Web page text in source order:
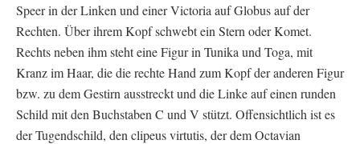
Speer in der Linken und einer Victoria auf Globus auf der
Rechten. Über ihrem Kopf schwebt ein Stern oder Komet.
Rechts neben ihm steht eine Figur in Tunika und Toga, mit
Kranz im Haar, die die rechte Hand zum Kopf der anderen Figur
bzw. zu dem Gestirn ausstreckt und die Linke auf einen runden
Schild mit den Buchstaben C und V stützt. Offensichtlich ist es
der Tugendschild, den clipeus virtutis, der dem Octavian